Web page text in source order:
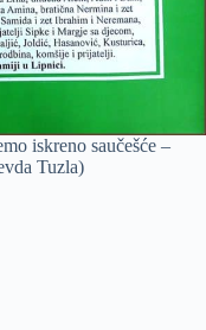
iskreno saučešće –
Tuzla)